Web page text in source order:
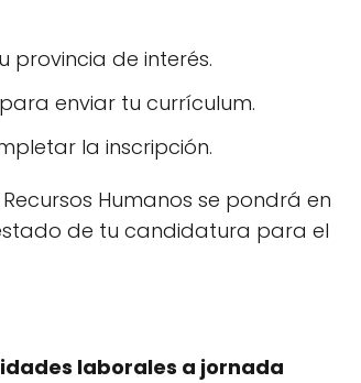
de interés.
enviar tu currículum.
la inscripción.
Humanos se pondrá en
de tu candidatura para el
laborales a jornada